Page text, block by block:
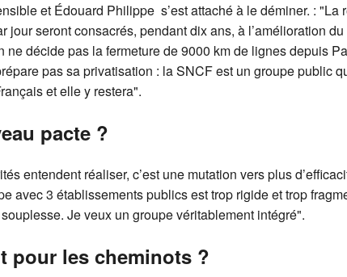
et Édouard Philippe s’est attaché à le déminer. : "La
jour seront consacrés, pendant dix ans, à l’amélioration
ne décide pas la fermeture de 9000 km de lignes depuis
pas sa privatisation : la SNCF est un groupe public
et elle y restera".
pacte ?
entendent réaliser, c’est une mutation vers plus
avec 3 établissements publics est trop rigide et trop
Je veux un groupe véritablement intégré".
pour les cheminots ?